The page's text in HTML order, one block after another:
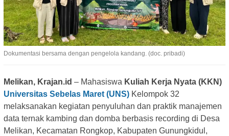
Dokumentasi bersama dengan pengelola kandang. (doc. pribadi)
Melikan, Krajan.id – Mahasiswa Kuliah Kerja Nyata (KKN)
Universitas Sebelas Maret (UNS) Kelompok 32
melaksanakan kegiatan penyuluhan dan praktik manajemen
data ternak kambing dan domba berbasis recording di Desa
Melikan, Kecamatan Rongkop, Kabupaten Gunungkidul,